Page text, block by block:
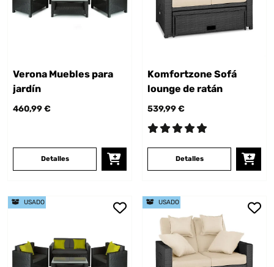
Verona Muebles para
jardín
460,99 €
Detalles
Komfortzone Sofá
lounge de ratán
539,99 €
Detalles
USADO USADO